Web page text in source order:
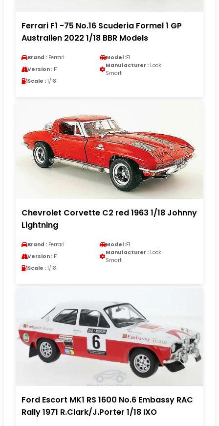
Ferrari F1 -75 No.16 Scuderia Formel 1 GP
Australien 2022 1/18 BBR Models
Brand : Ferrari Model :F1
Version : F1
Manufacturer : Look
Smart
Scale : 1/18
Chevrolet Corvette C2 red 1963 1/18 Johnny
Lightning
Brand : Ferrari Model :F1
Version : F1
Manufacturer : Look
Smart
Scale : 1/18
Ford Escort MK1 RS 1600 No.6 Embassy RAC
Rally 1971 R.Clark/J.Porter 1/18 IXO